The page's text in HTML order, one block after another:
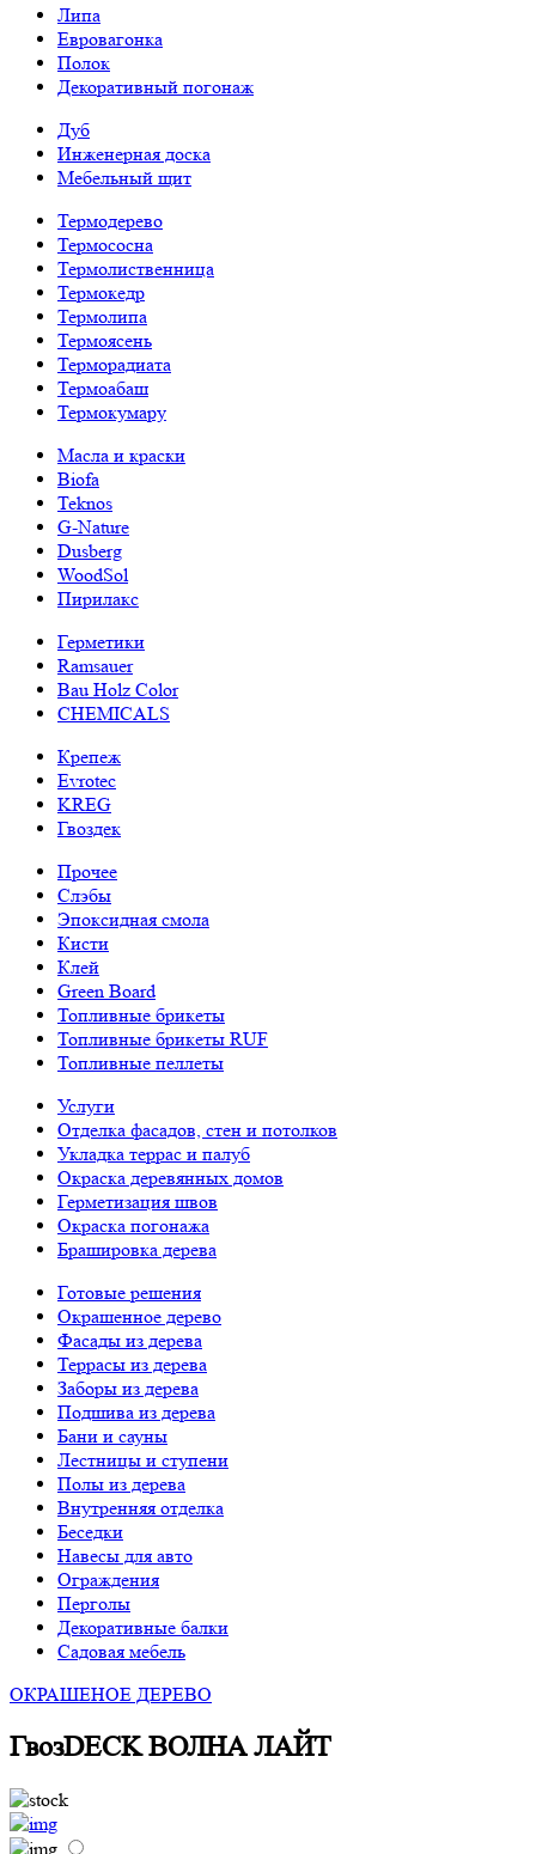
Липа
Евровагонка
Полок
Декоративный погонаж
Дуб
Инженерная доска
Мебельный щит
Термодерево
Термососна
Термолиственница
Термокедр
Термолипа
Термоясень
Терморадиата
Термоабаш
Термокумару
Масла и краски
Biofa
Teknos
G-Nature
Dusberg
WoodSol
Пирилакс
Герметики
Ramsauer
Bau Holz Color
CHEMICALS
Крепеж
Evrotec
KREG
Гвоздек
Прочее
Слэбы
Эпоксидная смола
Кисти
Клей
Green Board
Топливные брикеты
Топливные брикеты RUF
Топливные пеллеты
Услуги
Отделка фасадов, стен и потолков
Укладка террас и палуб
Окраска деревянных домов
Герметизация швов
Окраска погонажа
Брашировка дерева
Готовые решения
Окрашенное дерево
Фасады из дерева
Террасы из дерева
Заборы из дерева
Подшива из дерева
Бани и сауны
Лестницы и ступени
Полы из дерева
Внутренняя отделка
Беседки
Навесы для авто
Ограждения
Перголы
Декоративные балки
Садовая мебель
ОКРАШЕНОЕ ДЕРЕВО
ГвозDECK ВОЛНА ЛАЙТ